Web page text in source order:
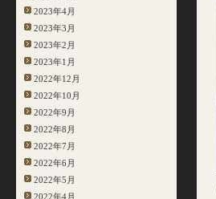
2023年4月
2023年3月
2023年2月
2023年1月
2022年12月
2022年10月
2022年9月
2022年8月
2022年7月
2022年6月
2022年5月
2022年4月